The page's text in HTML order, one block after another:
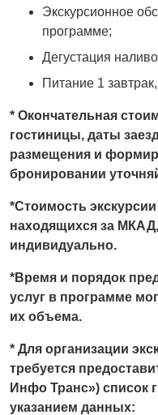
Экскурсионное
программе;
Дегустация
Питание 1
* Окончательная
гостиницы, даты
размещения и
бронировании
*Стоимость
находящихся за
индивидуально.
*Время и порядок
услуг в программе
их объема.
* Для организации
требуется
Инфо Транс») список
указанием данных: